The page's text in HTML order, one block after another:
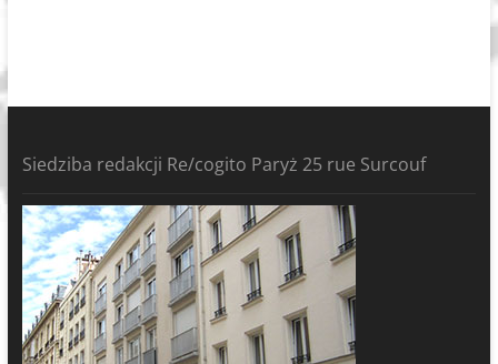
Siedziba redakcji Re/cogito Paryż 25 rue Surcouf